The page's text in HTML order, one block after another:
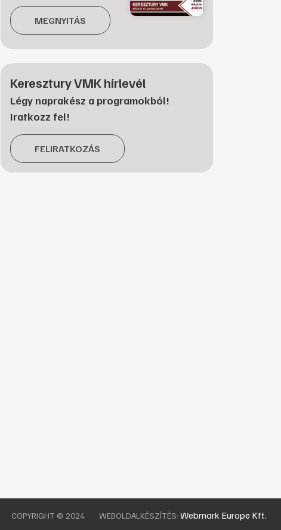
MEGNYITÁS
Keresztury VMK hírlevél
Légy naprakész a programokból!
Iratkozz fel!
FELIRATKOZÁS
COPYRIGHT © 2024 WEBOLDALKÉSZÍTÉS: Webmark Europe Kft.